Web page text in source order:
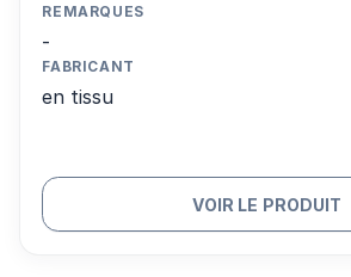
REMARQUES
-
FABRICANT
en tissu
VOIR LE PRODUIT